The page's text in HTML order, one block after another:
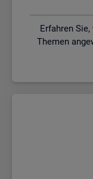
Erfahren
Themen